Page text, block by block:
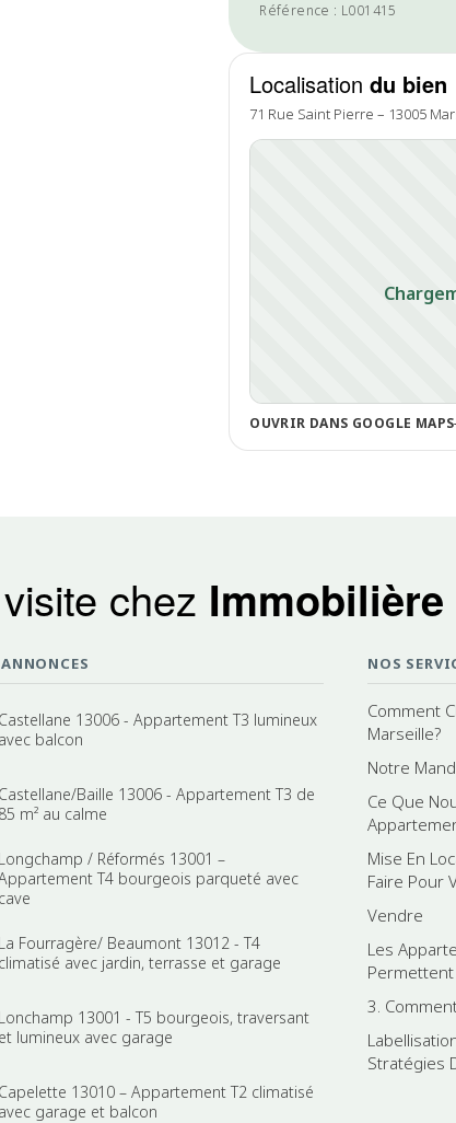
Référence : L001415
Localisationdu bien
71 Rue Saint Pierre – 13005
OUVRIR DANS GOOGLE MAPS
chez
Castellane 13006 - Appartement T3 lumineux
avec balcon
Baille 13006 - Appartement T3 de
m² au calme
/ Réformés 13001 –
T4 bourgeois parqueté avec
Fourragère/ Beaumont 13012 - T4
avec jardin, terrasse et garage
13001 - T5 bourgeois, traversant
lumineux avec garage
13010 – Appartement T2 climatisé
garage et balcon
NOS
Comment
Marseille?
Notre
Ce Que
Mise En
Faire Pour
Vendre
Les
Permettent
3.
Stratégies